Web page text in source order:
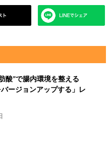
酸”で腸内環境を整える
ージョンアップする」レ